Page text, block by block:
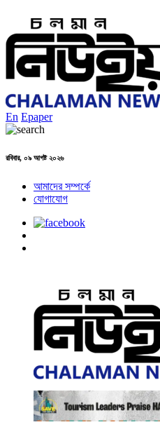
En Epaper
রবিবার, ০৯ আগষ্ট ২০২৬
আমাদের সম্পর্কে
যোগাযোগ